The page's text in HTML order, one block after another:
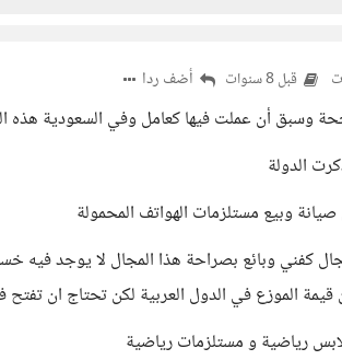
قبل 8 سنوات أضف ردا
وسبق أن عملت فيها كعامل وفي السعودية هذه
الدولة
وبيع مستلزمات الهواتف المحمولة
كفني وبائع بصراحة هذا المجال لا يوجد فيه
الموزع في الدول العربية لكن تحتاج ان
رياضية و مستلزمات رياضية